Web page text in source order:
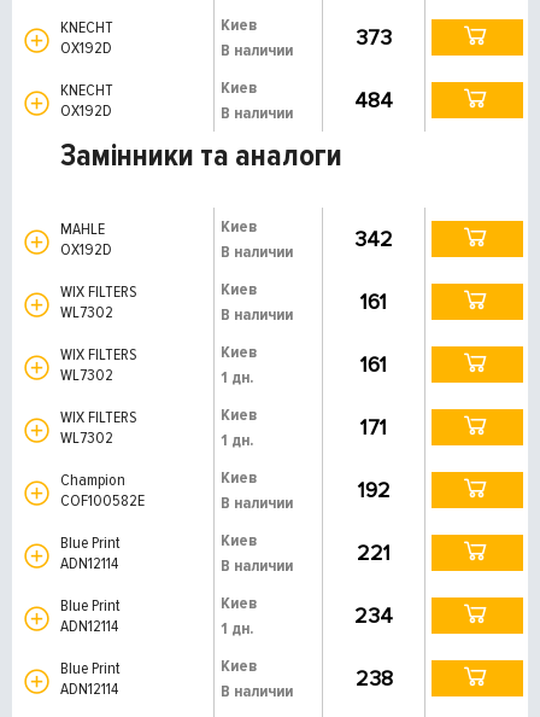
KNECHT
OX192D
Киев
В наличии
373
KNECHT
OX192D
Киев
В наличии
484
Замінники та аналоги
MAHLE
OX192D
Киев
В наличии
342
WIX FILTERS
WL7302
Киев
В наличии
161
WIX FILTERS
WL7302
Киев
1 дн.
161
WIX FILTERS
WL7302
Киев
1 дн.
171
Champion
COF100582E
Киев
В наличии
192
Blue Print
ADN12114
Киев
В наличии
221
Blue Print
ADN12114
Киев
1 дн.
234
Blue Print
ADN12114
Киев
В наличии
238